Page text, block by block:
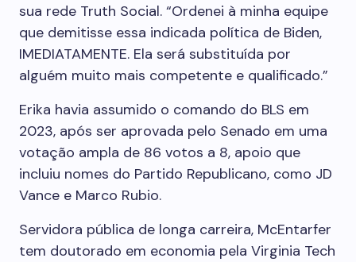
sua rede Truth Social. “Ordenei à minha equipe
que demitisse essa indicada política de Biden,
IMEDIATAMENTE. Ela será substituída por
alguém muito mais competente e qualificado.”
Erika havia assumido o comando do BLS em
2023, após ser aprovada pelo Senado em uma
votação ampla de 86 votos a 8, apoio que
incluiu nomes do Partido Republicano, como JD
Vance e Marco Rubio.
Servidora pública de longa carreira, McEntarfer
tem doutorado em economia pela Virginia Tech